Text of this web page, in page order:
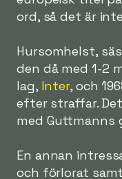
ord, så det är
Hursomhelst,
den då med 1-2
lag, Inter, och
efter straffar.
med Guttmanns
En annan
och förlorat